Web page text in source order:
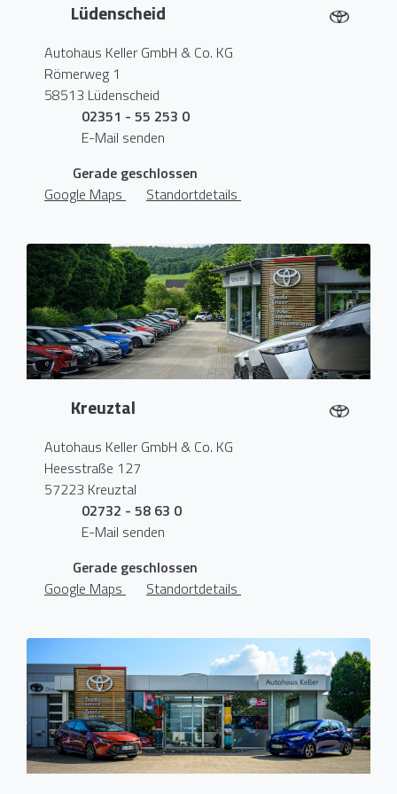
Lüdenscheid
Autohaus Keller GmbH & Co. KG
Römerweg 1
58513 Lüdenscheid
02351 - 55 253 0
E-Mail senden
Gerade geschlossen
Google Maps
Standortdetails
Kreuztal
Autohaus Keller GmbH & Co. KG
Heesstraße 127
57223 Kreuztal
02732 - 58 63 0
E-Mail senden
Gerade geschlossen
Google Maps
Standortdetails